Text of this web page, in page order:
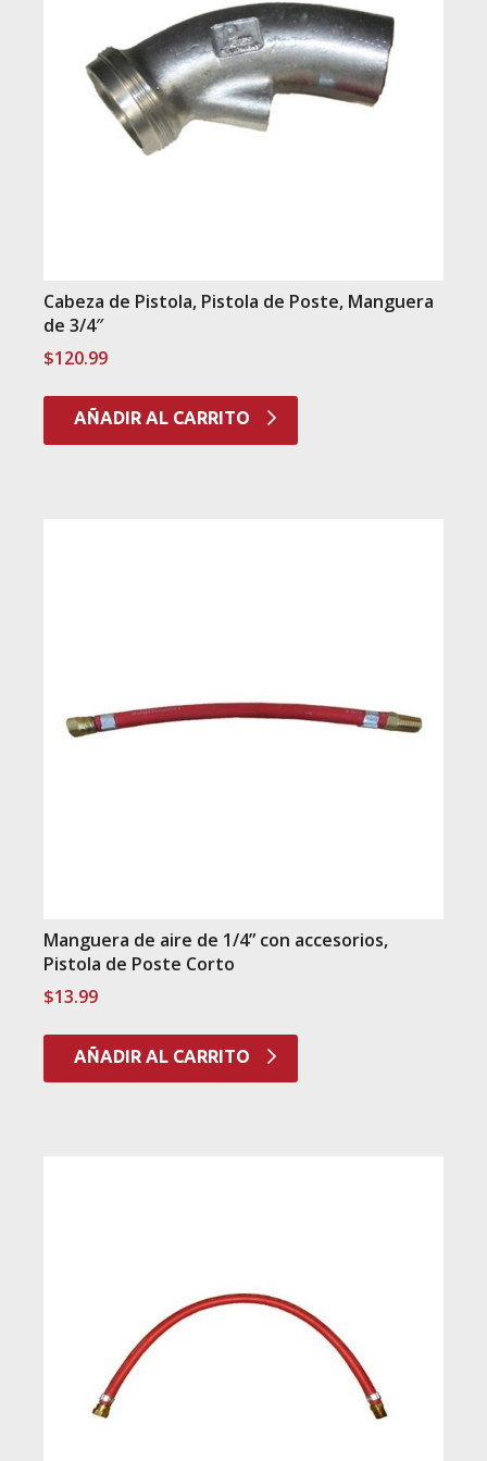
Cabeza de Pistola, Pistola de Poste, Manguera
de 3/4″
$120.99
AÑADIR AL CARRITO
Manguera de aire de 1/4” con accesorios,
Pistola de Poste Corto
$13.99
AÑADIR AL CARRITO